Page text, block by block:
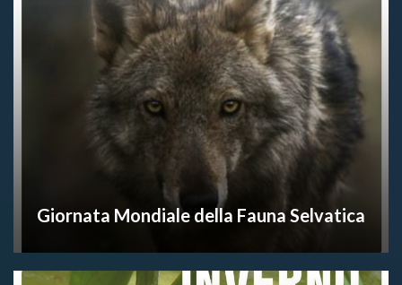
Giornata Mondiale della Fauna Selvatica